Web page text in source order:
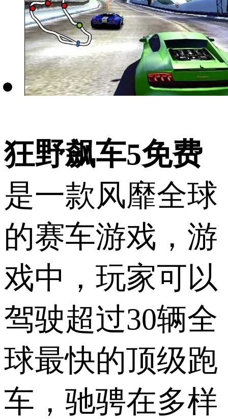
狂野飙车5免费
是一款风靡全球
的赛车游戏，游
戏中，玩家可以
驾驶超过30辆全
球最快的顶级跑
车，驰骋在多样